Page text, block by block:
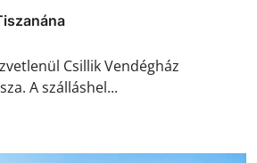
Csillik Vendégház
A szálláshel...